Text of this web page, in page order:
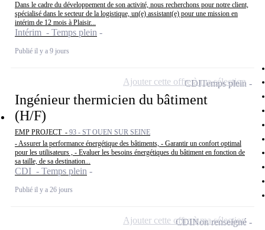
Dans le cadre du développement de son activité, nous recherchons pour notre client,
spécialisé dans le secteur de la logistique, un(e) assistant(e) pour une mission en
intérim de 12 mois à Plaisir...
Intérim - Temps plein
Publié il y a 9 jours
Ingénieur thermicien du bâtiment
(H/F)
EMP PROJECT - 93 - ST OUEN SUR SEINE
- Assurer la performance énergétique des bâtiments, - Garantir un confort optimal
pour les utilisateurs , - Evaluer les besoins énergétiques du bâtiment en fonction de
sa taille, de sa destination...
CDI - Temps plein
Publié il y a 26 jours
CDITemps plein
Ajouter cette offre à ma sélection
CDINon renseigné
Ajouter cette offre à ma sélection